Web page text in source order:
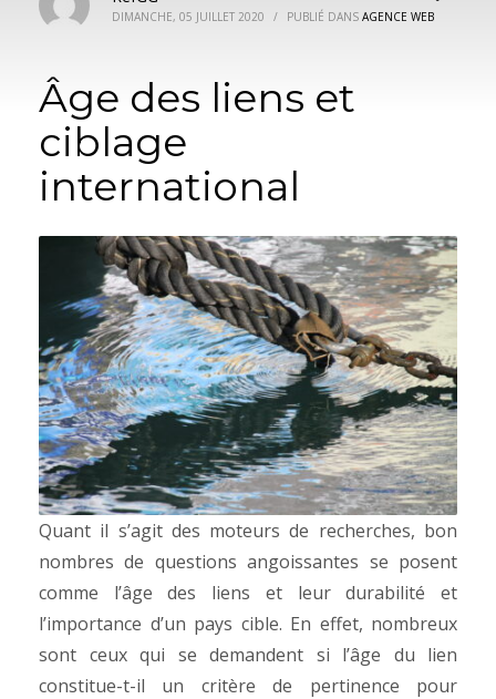
DIMANCHE, 05 JUILLET 2020 / PUBLIÉ DANS AGENCE WEB
Âge des liens et
ciblage
international
Quant il s’agit des moteurs de recherches, bon
nombres de questions angoissantes se posent
comme l’âge des liens et leur durabilité et
l’importance d’un pays cible. En effet, nombreux
sont ceux qui se demandent si l’âge du lien
constitue-t-il un critère de pertinence pour